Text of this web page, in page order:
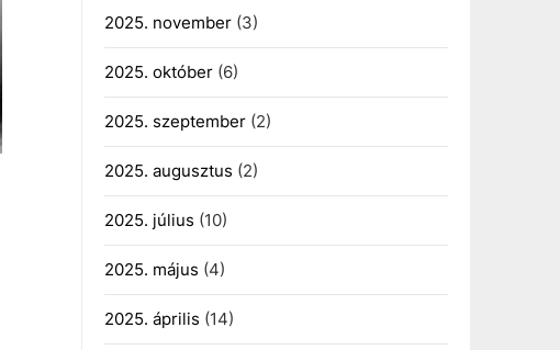
2025. november(3)
2025. október(6)
2025. szeptember(2)
2025. augusztus (2)
2025. július (10)
2025. május (4)
2025. április (14)